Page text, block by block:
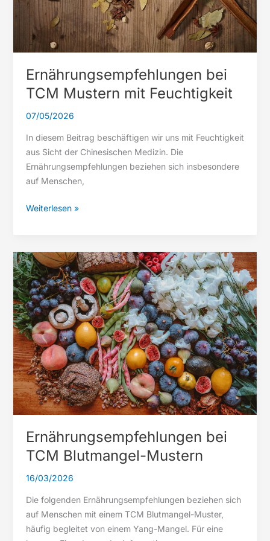
Ernährungsempfehlungen bei
TCM Mustern mit Feuchtigkeit
07/05/2026
In diesem Beitrag beschäftigen wir uns mit Feuchtigkeit
aus Sicht der Chinesischen Medizin. Die
Ernährungsempfehlungen beziehen sich insbesondere
auf Menschen,
Ernährungsempfehlungen
Mustern
mit
Feuchtigkeit
Weiterlesen »
Ernährungsempfehlungen bei
TCM Blutmangel-Mustern
16/03/2026
Die folgenden Ernährungsempfehlungen beziehen sich
auf Menschen mit einem TCM Blutmangel-Muster,
häufig begleitet von einem Yang-Mangel. Für eine